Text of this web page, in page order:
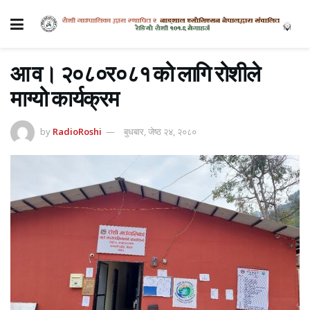
आ व। २०८०र०८१ को लागि रोशीले
माग्यो कार्यक्रम
by RadioRoshi बुधबार, जेष्ठ २४, २०८०